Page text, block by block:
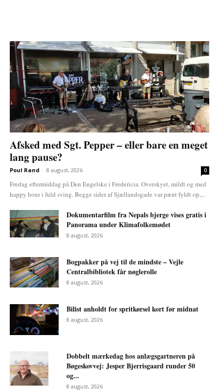
Afsked med Sgt. Pepper – eller bare en meget
lang pause?
Poul Rand - 8 august, 2026 0
Fredag eftermiddag på Den Engelske i Fredericia. Overskyet, mildt og med
happy hour i fuld sving. Begge sider af Sjællandsgade var pænt fyldt op,...
Dokumentarfilm fra Nepals bjerge vises gratis i
Panorama under Klimafolkemødet
8 august, 2026
Bogpakker på vej til de mindste – Vejle
Centralbibliotek får nøglerolle
8 august, 2026
Bilist anholdt for spritkørsel kort før midnat
8 august, 2026
Dobbelt mærkedag hos anlægsgartneren på
Bøgeskovvej: Jesper Bjerrisgaard runder 50
og...
8 august, 2026